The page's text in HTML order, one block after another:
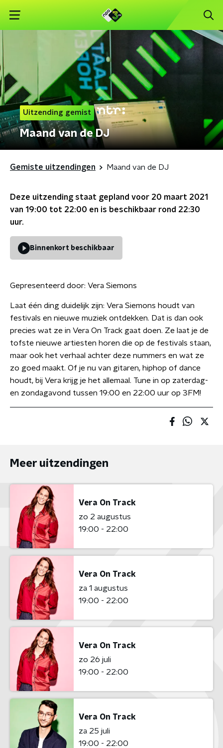
Uitzending gemist
Maand van de DJ
Gemiste uitzendingen Maand van de DJ
Deze uitzending staat gepland voor 20 maart 2021
van 19:00 tot 22:00 en is beschikbaar rond 22:30
uur.
Binnenkort beschikbaar
Gepresenteerd door: Vera Siemons
Laat één ding duidelijk zijn: Vera Siemons houdt van
festivals en nieuwe muziek ontdekken. Dat is dan ook
precies wat ze in Vera On Track gaat doen. Ze laat je de
tofste nieuwe artiesten horen die op de festivals staan,
maar ook het verhaal achter deze nummers en wat ze
zo goed maakt. Of je nu van gitaren, hiphop of dance
houdt, bij Vera krijg je het allemaal. Tune in op zaterdag-
en zondagavond tussen 19:00 en 22:00 uur op 3FM!
Meer uitzendingen
Vera On Track
zo 2 augustus
19:00 - 22:00
Vera On Track
za 1 augustus
19:00 - 22:00
Vera On Track
zo 26 juli
19:00 - 22:00
Vera On Track
za 25 juli
19:00 - 22:00